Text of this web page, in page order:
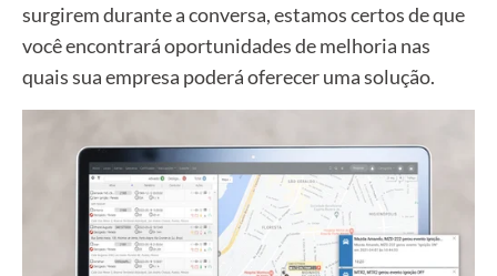
surgirem durante a conversa, estamos certos de que
você encontrará oportunidades de melhoria nas
quais sua empresa poderá oferecer uma solução.